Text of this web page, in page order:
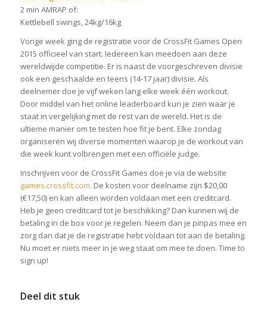
2 min AMRAP of:
Kettlebell swings, 24kg/16kg
Vorige week ging de registratie voor de CrossFit Games Open
2015 officieel van start. Iedereen kan meedoen aan deze
wereldwijde competitie. Er is naast de voorgeschreven divisie
ook een geschaalde en teens (14-17 jaar) divisie. Als
deelnemer doe je vijf weken lang elke week één workout.
Door middel van het online leaderboard kun je zien waar je
staat in vergelijking met de rest van de wereld. Het is de
ultieme manier om te testen hoe fit je bent. Elke zondag
organiseren wij diverse momenten waarop je de workout van
die week kunt volbrengen met een officiële judge.
Inschrijven voor de CrossFit Games doe je via de website
games.crossfit.com. De kosten voor deelname zijn $20,00
(€17,50) en kan alleen worden voldaan met een creditcard.
Heb je geen creditcard tot je beschikking? Dan kunnen wij de
betaling in de box voor je regelen. Neem dan je pinpas mee en
zorg dan dat je de registratie hebt voldaan tot aan de betaling.
Nu moet er niets meer in je weg staat om mee te doen. Time to
sign up!
Deel dit stuk